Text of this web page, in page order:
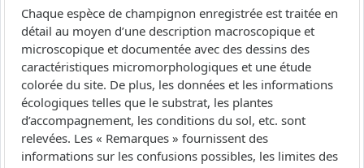
Chaque espèce de champignon enregistrée est traitée en
détail au moyen d’une description macroscopique et
microscopique et documentée avec des dessins des
caractéristiques micromorphologiques et une étude
colorée du site. De plus, les données et les informations
écologiques telles que le substrat, les plantes
d’accompagnement, les conditions du sol, etc. sont
relevées. Les « Remarques » fournissent des
informations sur les confusions possibles, les limites des